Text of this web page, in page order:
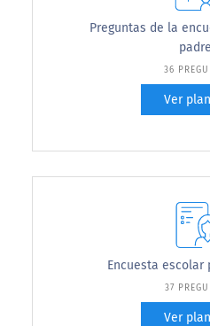
Preguntas de la
36
Ver
Encuesta escolar
37
Ver